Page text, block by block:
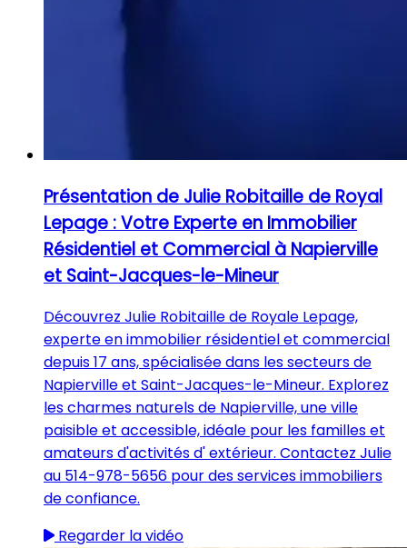
Présentation de Julie Robitaille de Royal
Lepage : Votre Experte en Immobilier
Résidentiel et Commercial à Napierville
et Saint-Jacques-le-Mineur
Découvrez Julie Robitaille de Royale Lepage,
experte en immobilier résidentiel et commercial
depuis 17 ans, spécialisée dans les secteurs de
Napierville et Saint-Jacques-le-Mineur. Explorez
les charmes naturels de Napierville, une ville
paisible et accessible, idéale pour les familles et
amateurs d'activités d' extérieur. Contactez Julie
au 514-978-5656 pour des services immobiliers
de confiance.
Regarder la vidéo